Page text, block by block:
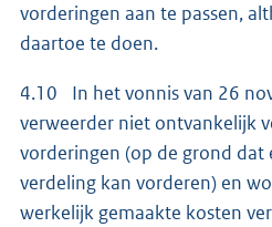
vorderingen aan te passen,
daartoe te doen.
4.10 In het vonnis van 26
verweerder niet ontvankelijk
vorderingen (op de grond dat
verdeling kan vorderen) en
werkelijk gemaakte kosten